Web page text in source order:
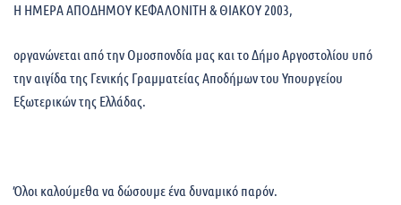
Η ΗΜΕΡΑ ΑΠΟΔΗΜΟΥ ΚΕΦΑΛΟΝΙΤΗ & ΘΙΑΚΟΥ 2003,
οργανώνεται από την Ομοσπονδία μας και το Δήμο Αργοστολίου υπό
την αιγίδα της Γενικής Γραμματείας Αποδήμων του Υπουργείου
Εξωτερικών της Ελλάδας.
Όλοι καλούμεθα να δώσουμε ένα δυναμικό παρόν.